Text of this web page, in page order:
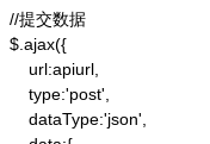
//提交数据
$.ajax({
    url:apiurl,
    type:'post',
    dataType:'json',